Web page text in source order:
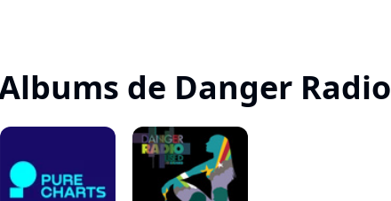
de Danger Radio